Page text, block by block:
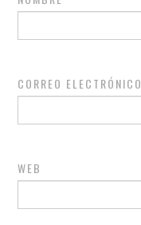
CORREO ELECTRÓNICO
WEB